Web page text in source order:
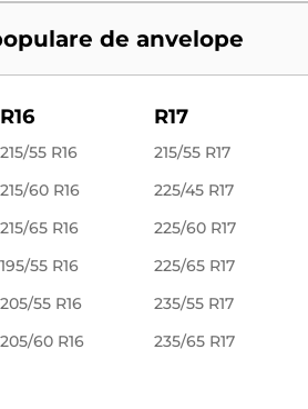
de anvelope
R16
215/55 R16
215/60 R16
215/65 R16
195/55 R16
205/55 R16
205/60 R16
R17
215/55 R17
225/45 R17
225/60 R17
225/65 R17
235/55 R17
235/65 R17